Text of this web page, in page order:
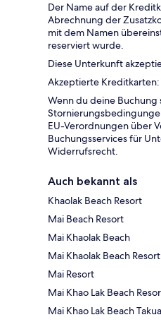
Der Name auf der
Abrechnung der
mit dem Namen
reserviert wurde.
Diese Unterkunft
Akzeptierte Kreditkarten:
Wenn du deine
EU-Verordnungen über
Buchungsservices für
Widerrufsrecht.
Auch bekannt als
Khaolak Beach Resort
Mai Beach Resort
Mai Khaolak Beach
Mai Khaolak Beach Resort
Mai Resort
Mai Khao Lak Beach
Mai Khao Lak Beach